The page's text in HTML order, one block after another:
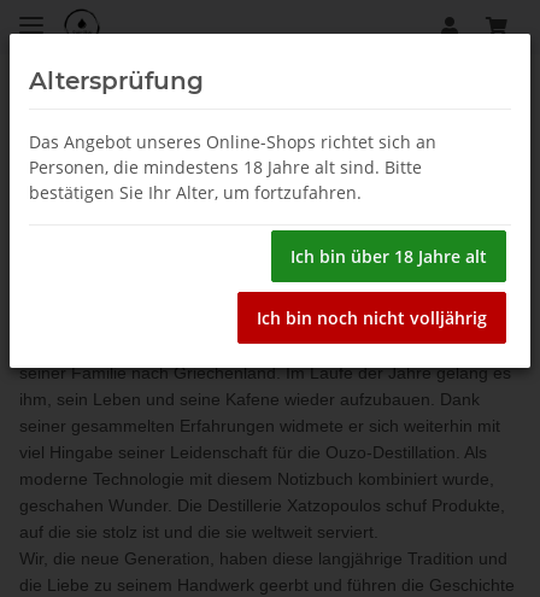
Chatzopoulos
Chatzopoulos, seine Geheimrezepte in einem kleinen Kafene in
den Gassen des Dorfes Giaoup in Kleinasien in einem Notizbuch
niederzuschreiben. Als er 1922 gezwungen war, sein Zuhause zu
verlassen und sein Handwerk sein einziger Besitz war, zog er mit
seiner Familie nach Griechenland. Im Laufe der Jahre gelang es
ihm, sein Leben und seine Kafene wieder aufzubauen. Dank
seiner gesammelten Erfahrungen widmete er sich weiterhin mit
viel Hingabe seiner Leidenschaft für die Ouzo-Destillation. Als
moderne Technologie mit diesem Notizbuch kombiniert wurde,
geschahen Wunder. Die Destillerie Xatzopoulos schuf Produkte,
auf die sie stolz ist und die sie weltweit serviert.
Wir, die neue Generation, haben diese langjährige Tradition und
die Liebe zu seinem Handwerk geerbt und führen die Geschichte
Altersprüfung
Das Angebot unseres Online-Shops richtet sich an
Personen, die mindestens 18 Jahre alt sind. Bitte
bestätigen Sie Ihr Alter, um fortzufahren.
Ich bin über 18 Jahre alt
Ich bin noch nicht volljährig